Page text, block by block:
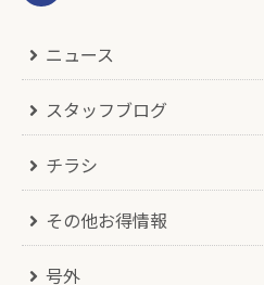
ニュース
スタッフブログ
チラシ
その他お得情報
号外